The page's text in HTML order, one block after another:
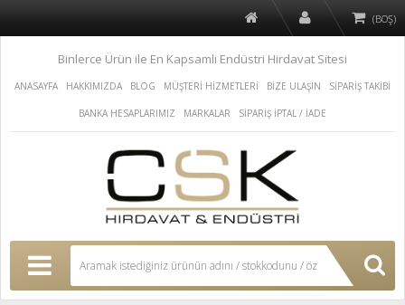
(BOŞ)
Binlerce Ürün ile En Kapsamli Endüstri Hirdavat Sitesi
ANASAYFA HAKKIMIZDA BLOG MÜŞTERİ HİZMETLERİ BİZE ULAŞIN SİPARİŞ TAKİBİ
BANKA HESAPLARIMIZ MARKALAR SİPARİŞ İPTAL / İADE